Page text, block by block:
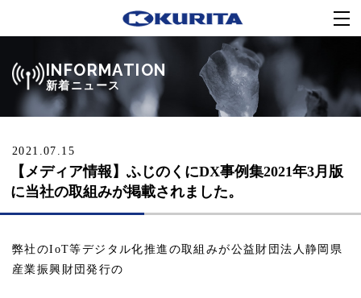
INFORMATION
新着ニュース
2021.07.15
【メディア情報】ふじのくにDX事例集2021年3月版
に当社の取組みが掲載されました。
弊社のIoT等デジタル化推進の取組みが公益財団法人静岡県
産業振興財団発行の